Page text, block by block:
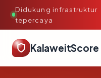
Didukung infrastruktur
tepercaya
KalaweitScore